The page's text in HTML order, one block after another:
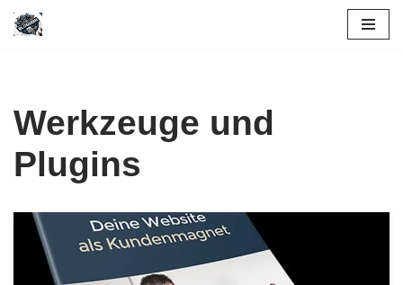
Werkzeuge und
Plugins